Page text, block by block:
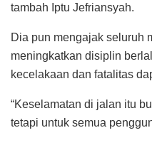
tambah Iptu Jefriansyah.
Dia pun mengajak seluruh
meningkatkan disiplin
kecelakaan dan fatalitas
“Keselamatan di jalan itu
tetapi untuk semua